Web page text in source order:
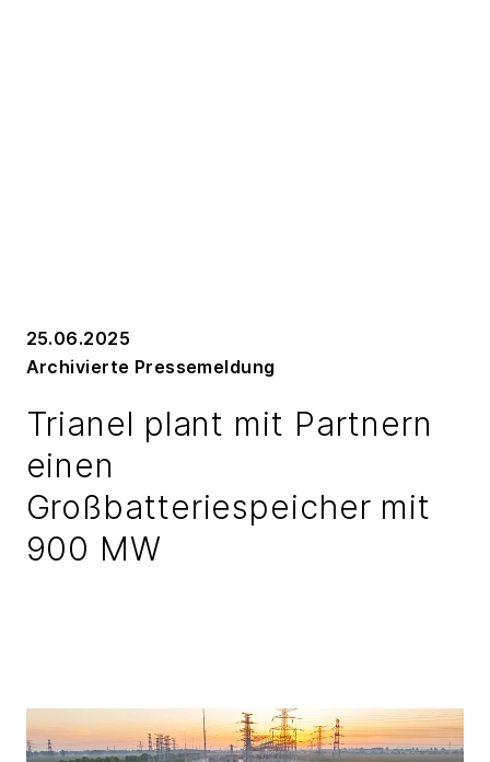
25.06.2025
Archivierte Pressemeldung
Trianel plant mit Partnern
einen
Großbatteriespeicher mit
900 MW